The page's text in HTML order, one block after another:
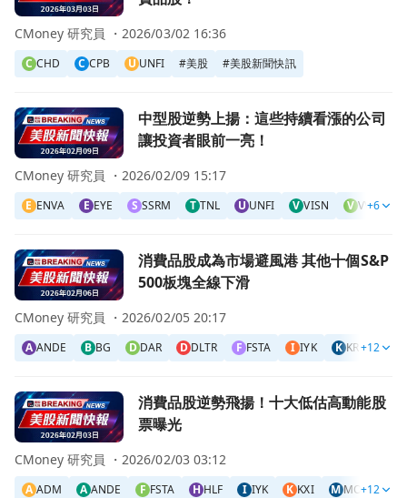
C CHD C CPB U UNFI #美股 #美股新聞快訊
CMoney 研究員 ・2026/03/02 16:36
前往中型股逆勢上揚：這些持續看漲的公司讓投資者眼前一
中型股逆勢上揚：這些持續看漲的公司
讓投資者眼前一亮！
E ENVA E EYE S SSRM T TNL U UNFI V VISN V VVX
+6
CMoney 研究員 ・2026/02/09 15:17
前往消費品股成為市場避風港 其他十個S&P 500板塊全線下
消費品股成為市場避風港 其他十個S&P
500板塊全線下滑
A ANDE B BG D DAR D DLTR F FSTA I IYK K KR K KXI
+12
CMoney 研究員 ・2026/02/05 20:17
前往消費品股逆勢飛揚！十大低估高動能股票曝光頁面
消費品股逆勢飛揚！十大低估高動能股
票曝光
A ADM A ANDE F FSTA H HLF I IYK K KXI MMO S
+12
CMoney 研究員 ・2026/02/03 03:12